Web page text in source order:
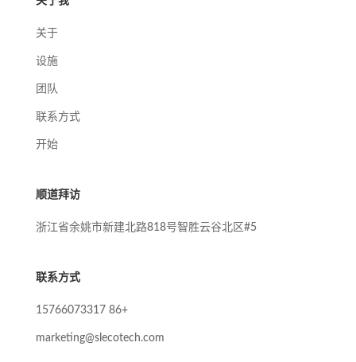
关于
设施
团队
联系方式
开始
顺道拜访
浙江省余姚市新建北路818号智胜云谷北区#5
联系方式
+86 15766073317
marketing@slecotech.com